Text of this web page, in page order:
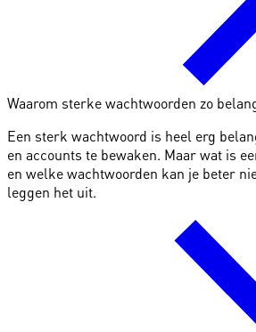
Waarom sterke wachtwoorden zo
Een sterk wachtwoord is heel erg
en accounts te bewaken. Maar wat is
en welke wachtwoorden kan je beter
leggen het uit.